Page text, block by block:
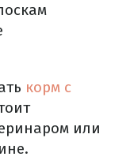
корм с
или